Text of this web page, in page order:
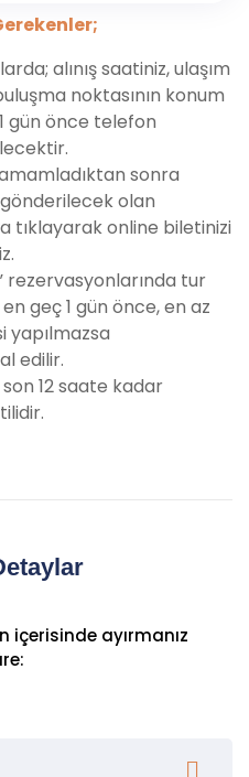
alınış saatiniz, ulaşım
noktasının konum
gün önce telefon
sonra
olan
tıklayarak online biletinizi
rezervasyonlarında tur
geç 1 gün önce, en az
yapılmazsa
edilir.
12 saate kadar
içerisinde ayırmanız